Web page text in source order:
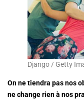
Django / Getty
On ne tiendra pas nos
ne change rien à nos